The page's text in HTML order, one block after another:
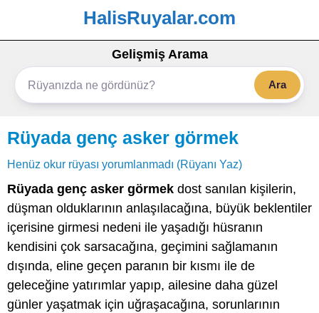
HalisRuyalar.com
Gelişmiş Arama
Ara
Rüyada genç asker görmek
Henüz okur rüyası yorumlanmadı (Rüyanı Yaz)
Rüyada genç asker görmek dost sanılan kişilerin,
düşman olduklarının anlaşılacağına, büyük beklentiler
içerisine girmesi nedeni ile yaşadığı hüsranın
kendisini çok sarsacağına, geçimini sağlamanın
dışında, eline geçen paranın bir kısmı ile de
geleceğine yatırımlar yapıp, ailesine daha güzel
günler yaşatmak için uğraşacağına, sorunlarının